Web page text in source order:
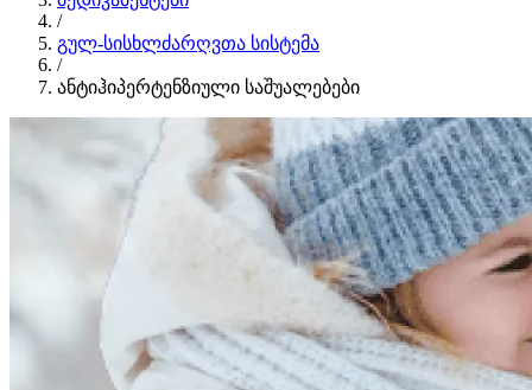
/
გულ-სისხლძარღვთა სისტემა
/
ანტიჰიპერტენზიული საშუალებები